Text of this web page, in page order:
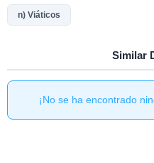
n) Viáticos
Similar
¡No se ha encontrado